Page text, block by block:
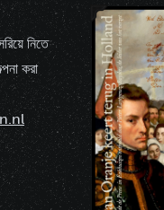
নিতে
করা